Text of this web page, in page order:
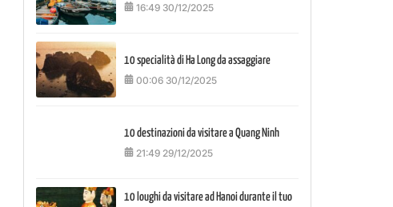
16:49 30/12/2025
10 specialità di Ha Long da assaggiare
00:06 30/12/2025
10 destinazioni da visitare a Quang Ninh
21:49 29/12/2025
10 loughi da visitare ad Hanoi durante il tuo